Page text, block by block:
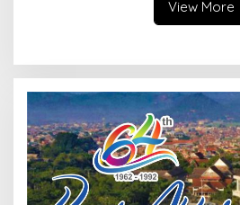
View More